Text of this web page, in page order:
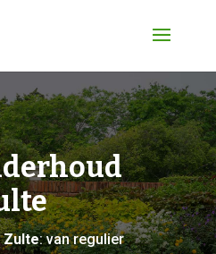
Zulte: van regulier